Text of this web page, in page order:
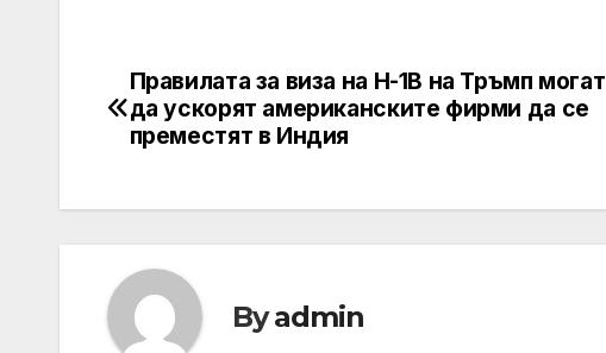
Post
navigation
Правилата за виза на H-1B на Тръмп могат
да ускорят американските фирми да се
преместят в Индия
Byadmin